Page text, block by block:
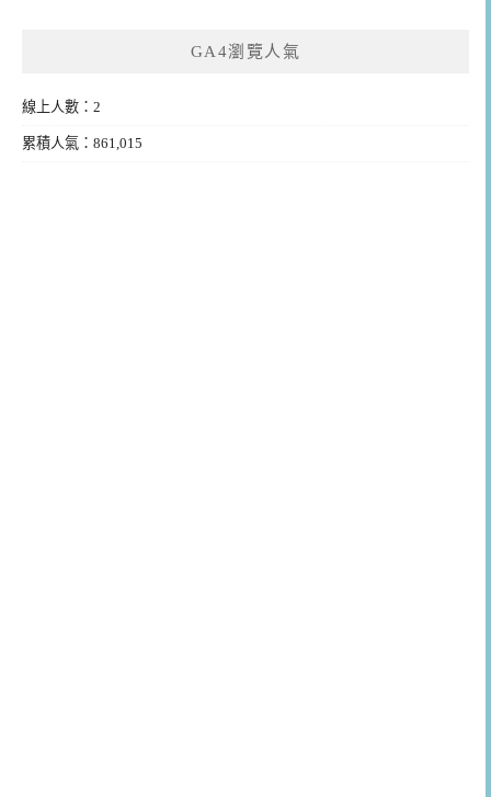
GA4瀏覽人氣
線上人數：2
累積人氣：861,015